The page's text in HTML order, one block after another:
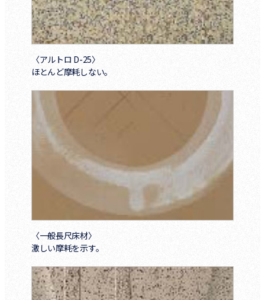
〈アルトロ D-25〉
ほとんど摩耗しない。
〈一般長尺床材〉
激しい摩耗を示す。